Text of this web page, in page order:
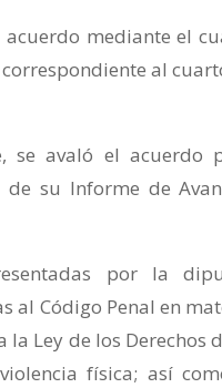
mediante el
al
se avaló el acuerdo
su Informe de
por la
al Código Penal en
Ley de los Derechos
física; así